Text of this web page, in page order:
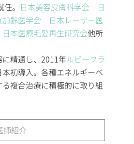
。 日本美容皮膚科学会
日
加齢医学会
日本レーザー医
日本医療毛髪再生研究会他所
精通し、2011年ルビーフラ
初導入。各種エネルギーベ
複合治療に積極的に取り組
師紹介